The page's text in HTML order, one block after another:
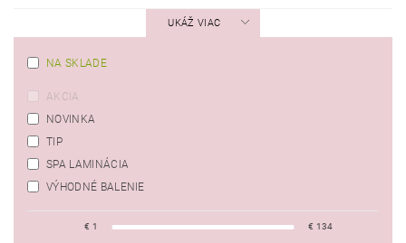
UKÁŽ VIAC
NA SKLADE
AKCIA
NOVINKA
TIP
SPA LAMINÁCIA
VÝHODNÉ BALENIE
€ 1 € 134